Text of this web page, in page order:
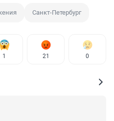
Санкт-Петербург
1 21 0